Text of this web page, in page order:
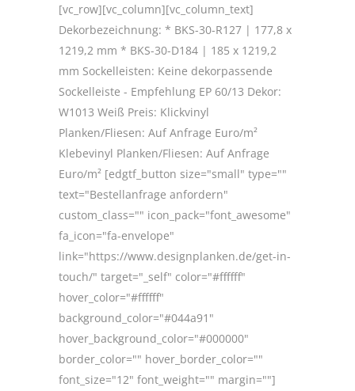
[vc_row][vc_column][vc_column_text]
Dekorbezeichnung: * BKS-30-R127 | 177,8 x
1219,2 mm * BKS-30-D184 | 185 x 1219,2
mm Sockelleisten: Keine dekorpassende
Sockelleiste - Empfehlung EP 60/13 Dekor:
W1013 Weiß Preis: Klickvinyl
Planken/Fliesen: Auf Anfrage Euro/m²
Klebevinyl Planken/Fliesen: Auf Anfrage
Euro/m² [edgtf_button size="small" type=""
text="Bestellanfrage anfordern"
custom_class="" icon_pack="font_awesome"
fa_icon="fa-envelope"
link="https://www.designplanken.de/get-in-
touch/" target="_self" color="#ffffff"
hover_color="#ffffff"
background_color="#044a91"
hover_background_color="#000000"
border_color="" hover_border_color=""
font_size="12" font_weight="" margin=""]